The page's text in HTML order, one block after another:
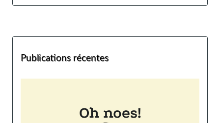
Publications récentes